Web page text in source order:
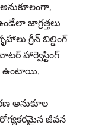
జాగ్రత్తలు
గ్రీన్ బిల్డింగ్
హార్వెస్టింగ్
ఉంటాయి.
అనుకూల
జీవన